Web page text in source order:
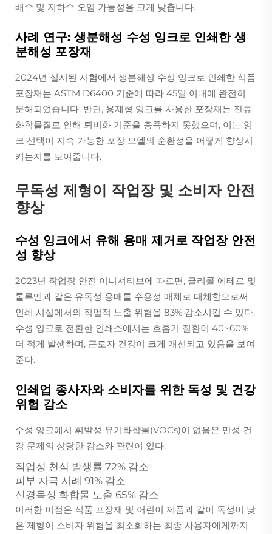
배수 및 지하수 오염 가능성을 크게 낮춥니다.
사례 연구: 생분해성 수성 잉크로 인쇄한 생
분해성 포장재
2024년 실시된 시험에서 생분해성 수성 잉크로 인쇄한 식품
포장재는 ASTM D6400 기준에 따라 45일 이내에 완전히
분해되었습니다. 반면, 용제형 잉크를 사용한 포장재는 잔류
화학물질로 인해 퇴비화 기준을 충족하지 못했으며, 이는 잉
크 선택이 지속 가능한 포장 모델의 순환성을 어떻게 향상시
키는지를 보여줍니다.
무독성 제형이 작업장 및 소비자 안전
향상
수성 잉크에서 유해 용매 제거로 작업장 안전
성 향상
2023년 작업장 안전 이니셔티브에 따르면, 글리콜 에테르 및
톨루엔과 같은 유독성 용매를 수용성 매체로 대체함으로써
인쇄 시설에서의 직업적 노출 위험을 83% 감소시킬 수 있다.
수성 잉크로 전환한 인쇄소에서는 호흡기 질환이 40~60%
더 적게 발생하며, 근로자 건강이 크게 개선되고 있음을 보여
준다.
인쇄업 종사자와 소비자를 위한 독성 및 건강
위험 감소
수성 잉크에서 휘발성 유기화합물(VOCs)이 없음은 만성 건
강 문제의 상당한 감소와 관련이 있다:
직업성 천식 발생률 72% 감소
피부 자극 사례 91% 감소
신경독성 화합물 노출 65% 감소
이러한 이점은 식품 포장재 및 어린이 제품과 같이 독성이 낮
은 제형이 소비자 위험을 최소화하는 최종 사용자에게까지